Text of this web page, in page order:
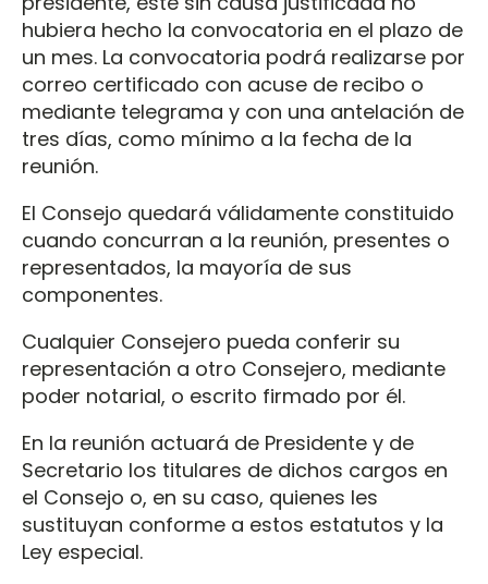
hubiera hecho la convocatoria en el plazo de
un mes. La convocatoria podrá realizarse por
correo certificado con acuse de recibo o
mediante telegrama y con una antelación de
tres días, como mínimo a la fecha de la
reunión.
El Consejo quedará válidamente constituido
cuando concurran a la reunión, presentes o
representados, la mayoría de sus
componentes.
Cualquier Consejero pueda conferir su
representación a otro Consejero, mediante
poder notarial, o escrito firmado por él.
En la reunión actuará de Presidente y de
Secretario los titulares de dichos cargos en
el Consejo o, en su caso, quienes les
sustituyan conforme a estos estatutos y la
Ley especial.